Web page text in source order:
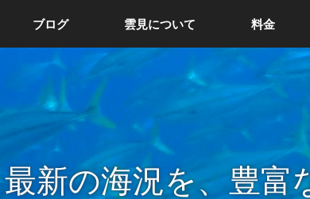
ブログ 雲見について 料金
最新の海況を、豊富